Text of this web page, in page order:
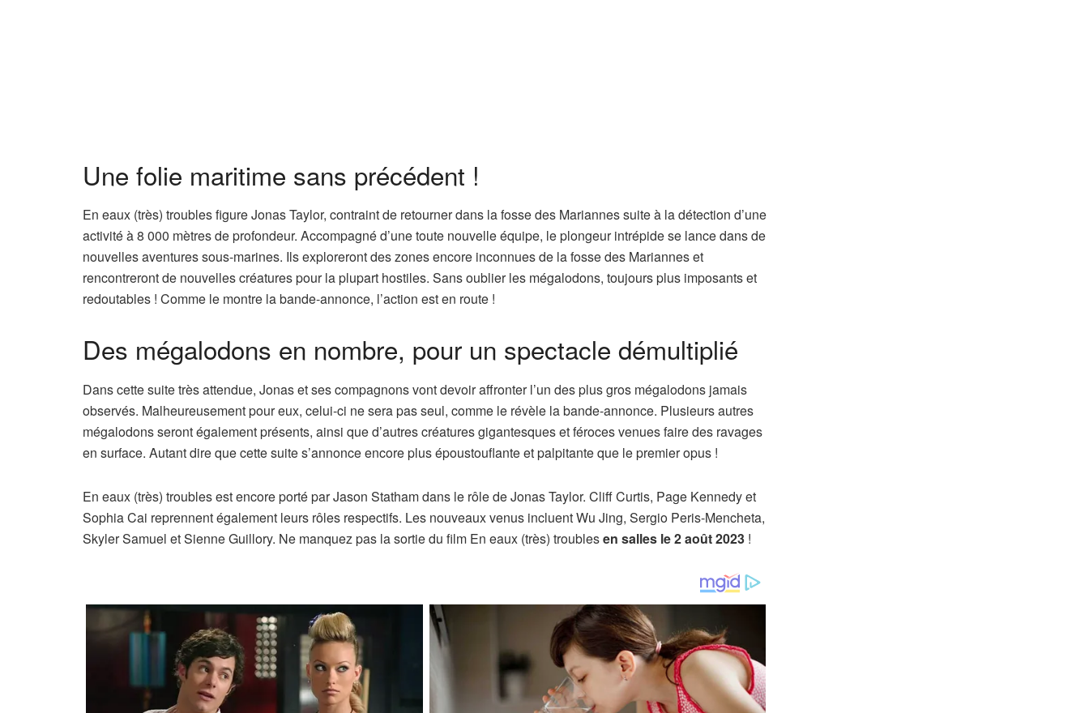
Une folie maritime sans précédent !
En eaux (très) troubles figure Jonas Taylor, contraint de retourner dans la fosse des Mariannes suite à la détection d’une
activité à 8 000 mètres de profondeur. Accompagné d’une toute nouvelle équipe, le plongeur intrépide se lance dans de
nouvelles aventures sous-marines. Ils exploreront des zones encore inconnues de la fosse des Mariannes et
rencontreront de nouvelles créatures pour la plupart hostiles. Sans oublier les mégalodons, toujours plus imposants et
redoutables ! Comme le montre la bande-annonce, l’action est en route !
Des mégalodons en nombre, pour un spectacle démultiplié
Dans cette suite très attendue, Jonas et ses compagnons vont devoir affronter l’un des plus gros mégalodons jamais
observés. Malheureusement pour eux, celui-ci ne sera pas seul, comme le révèle la bande-annonce. Plusieurs autres
mégalodons seront également présents, ainsi que d’autres créatures gigantesques et féroces venues faire des ravages
en surface. Autant dire que cette suite s’annonce encore plus époustouflante et palpitante que le premier opus !
En eaux (très) troubles est encore porté par Jason Statham dans le rôle de Jonas Taylor. Cliff Curtis, Page Kennedy et
Sophia Cai reprennent également leurs rôles respectifs. Les nouveaux venus incluent Wu Jing, Sergio Peris-Mencheta,
Skyler Samuel et Sienne Guillory. Ne manquez pas la sortie du film En eaux (très) troublesen salles le 2 août 2023 !